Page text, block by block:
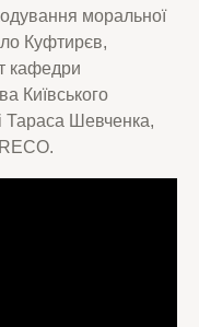
моральної
Куфтирєв,
кафедри
Київського
Тараса Шевченка,